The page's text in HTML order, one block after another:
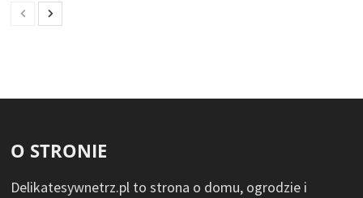
O STRONIE
Delikatesywnetrz.pl to strona o domu, ogrodzie i